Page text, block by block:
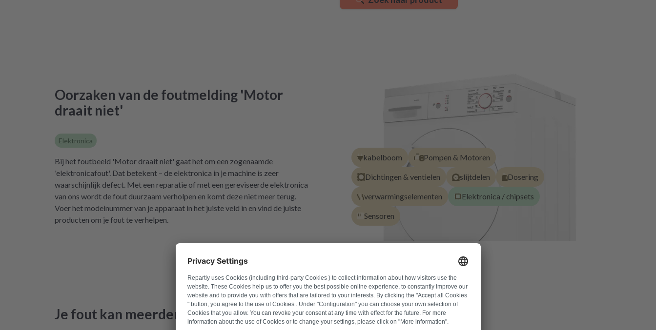
Oorzaken van de foutmelding 'Motor
draait niet'
Elektronica
Bij het foutbeeld 'Motor draait niet' gaat het om een zogenaamde
'elektronicafout'. Dat betekent – de elektronica in je machine is zeer
waarschijnlijk defect. Met een reparatie of met een gereviseerde elektronica
van ons wordt de fout duurzaam verholpen en komt deze niet meer terug.
Voer het modelnummer van je apparaat in het juiste veld in en vind de juiste
producten om je fout te verhelpen.
kabelboom Pompen & Motoren
Dichtingen & ventielen slijtdelen Dosering
verwarmingselementen Elektronica / chipsets
Sensoren
Je fout kan meerdere oorzaken hebben in verschillende onderdelen.